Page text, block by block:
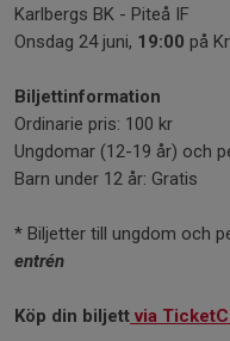
Karlbergs BK - Piteå IF
Onsdag 24 juni, 19:00 på
Biljettinformation
Ordinarie pris: 100 kr
Ungdomar (12-19 år) och
Barn under 12 år: Gratis
* Biljetter till ungdom och
entrén
Köp din biljett via